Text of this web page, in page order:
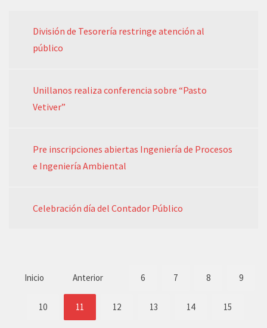
División de Tesorería restringe atención al
público
Unillanos realiza conferencia sobre “Pasto
Vetiver”
Pre inscripciones abiertas Ingeniería de Procesos
e Ingeniería Ambiental
Celebración día del Contador Público
Inicio Anterior 6 7 8 9
10 11 12 13 14 15